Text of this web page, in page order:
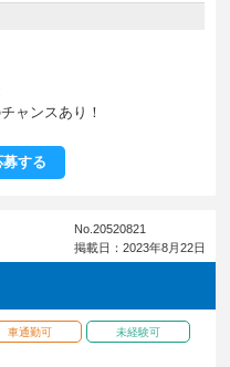
ャンスあり！
する
No.20520821
掲載日：2023年8月22日
車通勤可 未経験可